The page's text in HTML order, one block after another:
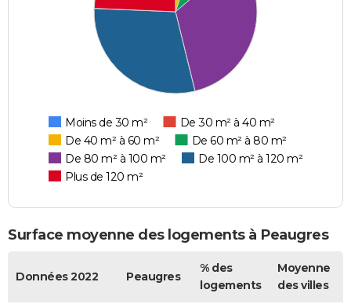
Moins de 30 m²
De 30 m² à 40 m²
De 40 m² à 60 m²
De 60 m² à 80 m²
De 80 m² à 100 m²
De 100 m² à 120 m²
Plus de 120 m²
Surface moyenne des logements à Peaugres
Données 2022 Peaugres
% des
logements
Moyenne
des villes